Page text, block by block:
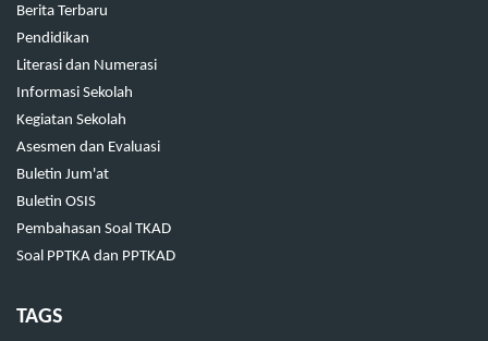
Berita Terbaru
Pendidikan
Literasi dan Numerasi
Informasi Sekolah
Kegiatan Sekolah
Asesmen dan Evaluasi
Buletin Jum'at
Buletin OSIS
Pembahasan Soal TKAD
Soal PPTKA dan PPTKAD
TAGS